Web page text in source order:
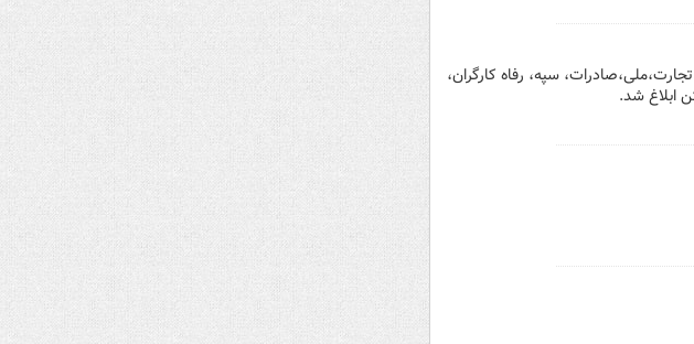
به ۹بانک عامل ملت،مسکن،تجارت،ملی،صادرات، سپه، رفاه کارگران،
ابلاغ شد.